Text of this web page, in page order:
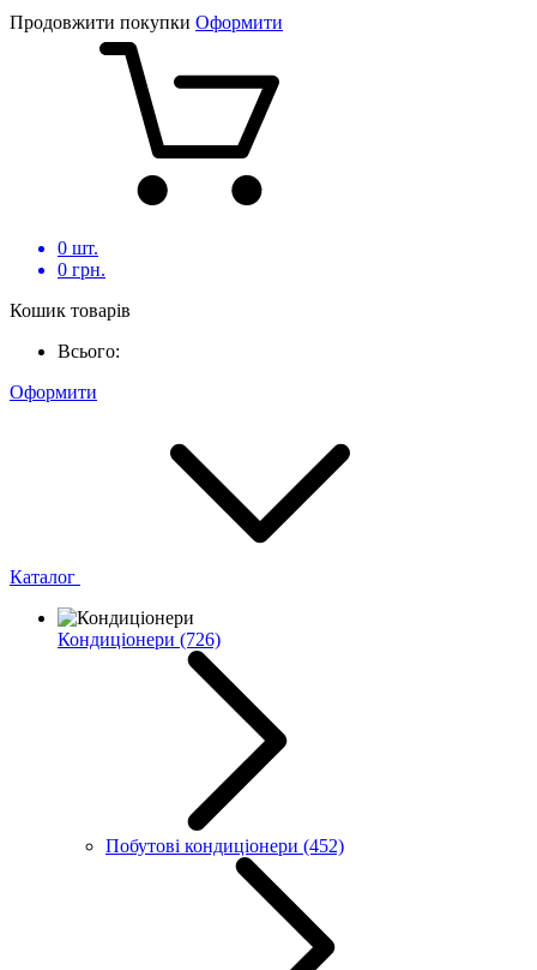
Продовжити покупки Оформити
0 шт.
0 грн.
Кошик товарів
Всього:
Оформити
Каталог
Кондиціонери (726)
Побутові кондиціонери (452)